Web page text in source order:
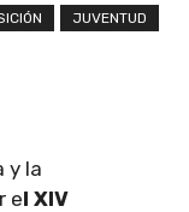
JUVENTUD
y la
el XIV